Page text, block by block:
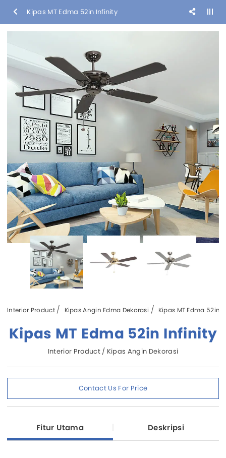
Kipas MT Edma 52in Infinity
Interior Product Kipas Angin Edma Dekorasi Kipas MT Edma 52in
Kipas MT Edma 52in Infinity
Interior Product / Kipas Angin Dekorasi
Contact Us For Price
Fitur Utama Deskripsi